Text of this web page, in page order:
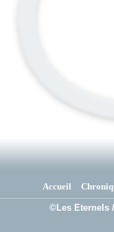
Accueil
©Les Eternels